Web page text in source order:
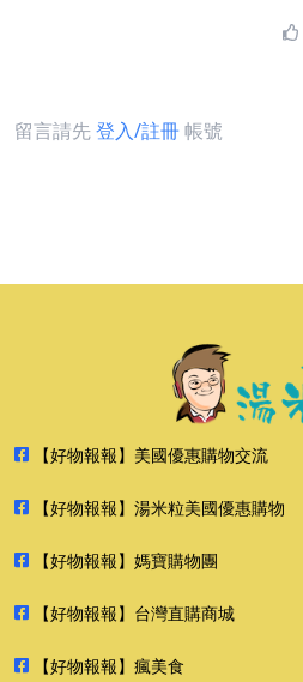
留言請先登入/註冊帳號
【好物報報】美國優惠購物交流
【好物報報】湯米粒美國優惠購物
【好物報報】媽寶購物團
【好物報報】台灣直購商城
【好物報報】瘋美食